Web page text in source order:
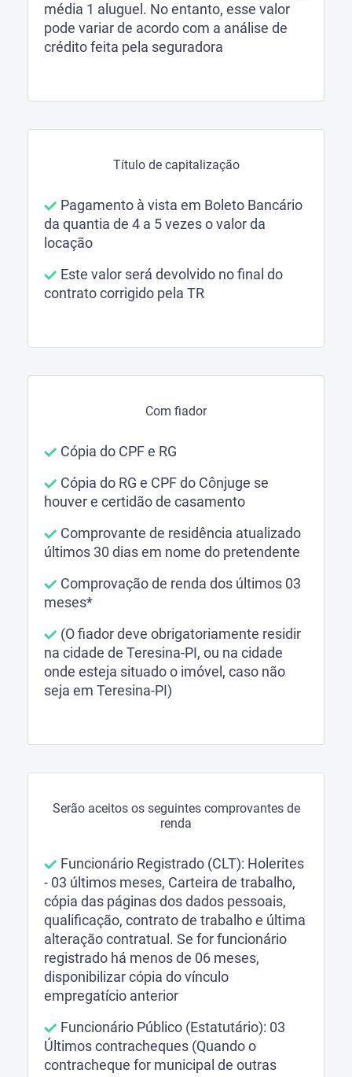
média 1 aluguel. No entanto, esse valor
pode variar de acordo com a análise de
crédito feita pela seguradora
Título de capitalização
Pagamento à vista em Boleto Bancário
da quantia de 4 a 5 vezes o valor da
locação
Este valor será devolvido no final do
contrato corrigido pela TR
Com fiador
Cópia do CPF e RG
Cópia do RG e CPF do Cônjuge se
houver e certidão de casamento
Comprovante de residência atualizado
últimos 30 dias em nome do pretendente
Comprovação de renda dos últimos 03
meses*
(O fiador deve obrigatoriamente residir
na cidade de Teresina-PI, ou na cidade
onde esteja situado o imóvel, caso não
seja em Teresina-PI)
Serão aceitos os seguintes comprovantes de
renda
Funcionário Registrado (CLT): Holerites
- 03 últimos meses, Carteira de trabalho,
cópia das páginas dos dados pessoais,
qualificação, contrato de trabalho e última
alteração contratual. Se for funcionário
registrado há menos de 06 meses,
disponibilizar cópia do vínculo
empregatício anterior
Funcionário Público (Estatutário): 03
Últimos contracheques (Quando o
contracheque for municipal de outras